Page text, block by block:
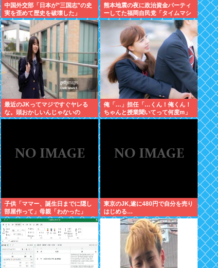
中国外交部「日本が”三国志”の史
実を歪めて歴史を破壊した」
熊本地震の夜に政治資金パーティ
ーしてた福岡自民党「タイムマシ
ーンにおねがいできるなら戻って
中止したい」
最近のJKってマジですぐヤレる
な。頭おかしいんじゃないの
俺「…」担任「…くん！俺くん！
ちゃんと授業聞いてって何度m」
俺「(───来るッ！)」
子供「ママー、誕生日までに隠し
部屋作って」母親「わかった」
東京のJK,遂に480円で自分を売り
はじめる…